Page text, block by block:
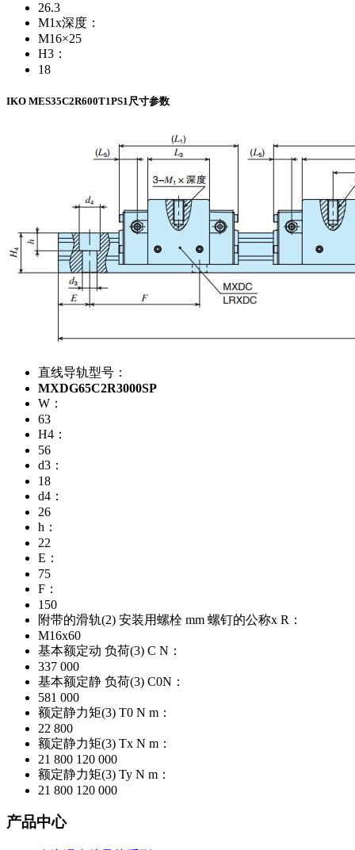
26.3
M1x深度：
M16×25
H3：
18
IKO MES35C2R600T1PS1尺寸参数
直线导轨型号：
MXDG65C2R3000SP
W：
63
H4：
56
d3：
18
d4：
26
h：
22
E：
75
F：
150
附带的滑轨(2) 安装用螺栓 mm 螺钉的公称x R：
M16x60
基本额定动 负荷(3) C N：
337 000
基本额定静 负荷(3) C0N：
581 000
额定静力矩(3) T0 N m：
22 800
额定静力矩(3) Tx N m：
21 800 120 000
额定静力矩(3) Ty N m：
21 800 120 000
产品中心